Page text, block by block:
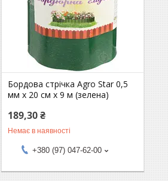
Бордова стрічка Agro Star 0,5
мм х 20 см х 9 м (зелена)
189,30 ₴
Немає в наявності
+380 (97) 047-62-00